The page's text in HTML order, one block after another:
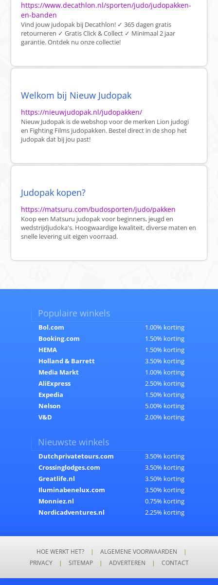
https://www.decathlon.nl/sporten/judo/judopakken-
en-banden
Vind jouw judopak bij Decathlon! ✓ 365 dagen gratis
retourneren ✓ Gratis Click & Collect ✓ Minimaal 2 jaar
garantie. Ontdek nu onze collectie!
Welkom bij Nieuw Judopak
https://nieuwjudopak.nl/judopakken/
Nieuw Judopak is de webshop voor de merken Lion judogi
en Fighting Films judopakken. Bestel direct in de shop het
judopak dat bij jou past!
Judopak kopen?
https://matsuru.com/budosporten/judo/pakken
Koop een Matsuru judopak voor beginners, jeugd en
wedstrijdjudoka's. Hoogwaardige kwaliteit, diverse maten en
snelle levering uit eigen voorraad.
Populaire winkels
Bol.com
1.00% korting
Booking.com
1.50% korting
HEMA
1.50% korting
Holland & Barrett
3.50% korting
Media Markt
1.00% korting
AliExpress
2.50% korting
Expedia
1.50% korting
Nelson
5.00% korting
V&D
2.00% korting
Nieuwste winkels
Dutchprivatetours.com
3.50% korting
Crossinglodges.com
3.50% korting
Greatlife.nl
3.50% korting
Iluminabenelux.com
3.50% korting
Monniez.nl
0.75% korting
Nordicadventures.nl
2.25% korting
HOE WERKT HET? | ALGEMENE VOORWAARDEN
|
PRIVACY
| SITEMAP | ADVERTEREN | CONTACT